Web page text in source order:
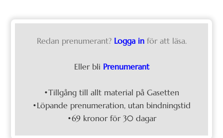
Redan prenumerant? Logga in för att läsa.
Eller bli Prenumerant
•Tillgång till allt material på Gasetten
•Löpande prenumeration, utan bindningstid
•69 kronor för 30 dagar